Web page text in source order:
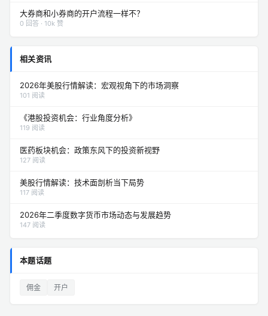
大券商和小券商的开户流程一样不？
0 回答 · 10k 赞
相关资讯
2026年美股行情解读：宏观视角下的市场洞察
101 阅读
《港股投资机会：行业角度分析》
119 阅读
医药板块机会：政策东风下的投资新视野
127 阅读
美股行情解读：技术面剖析当下局势
117 阅读
2026年二季度数字货币市场动态与发展趋势
147 阅读
本题话题
佣金 开户